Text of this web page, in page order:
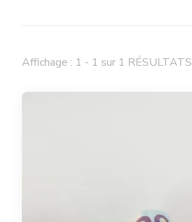
Affichage : 1 - 1 sur 1 RÉSULTATS